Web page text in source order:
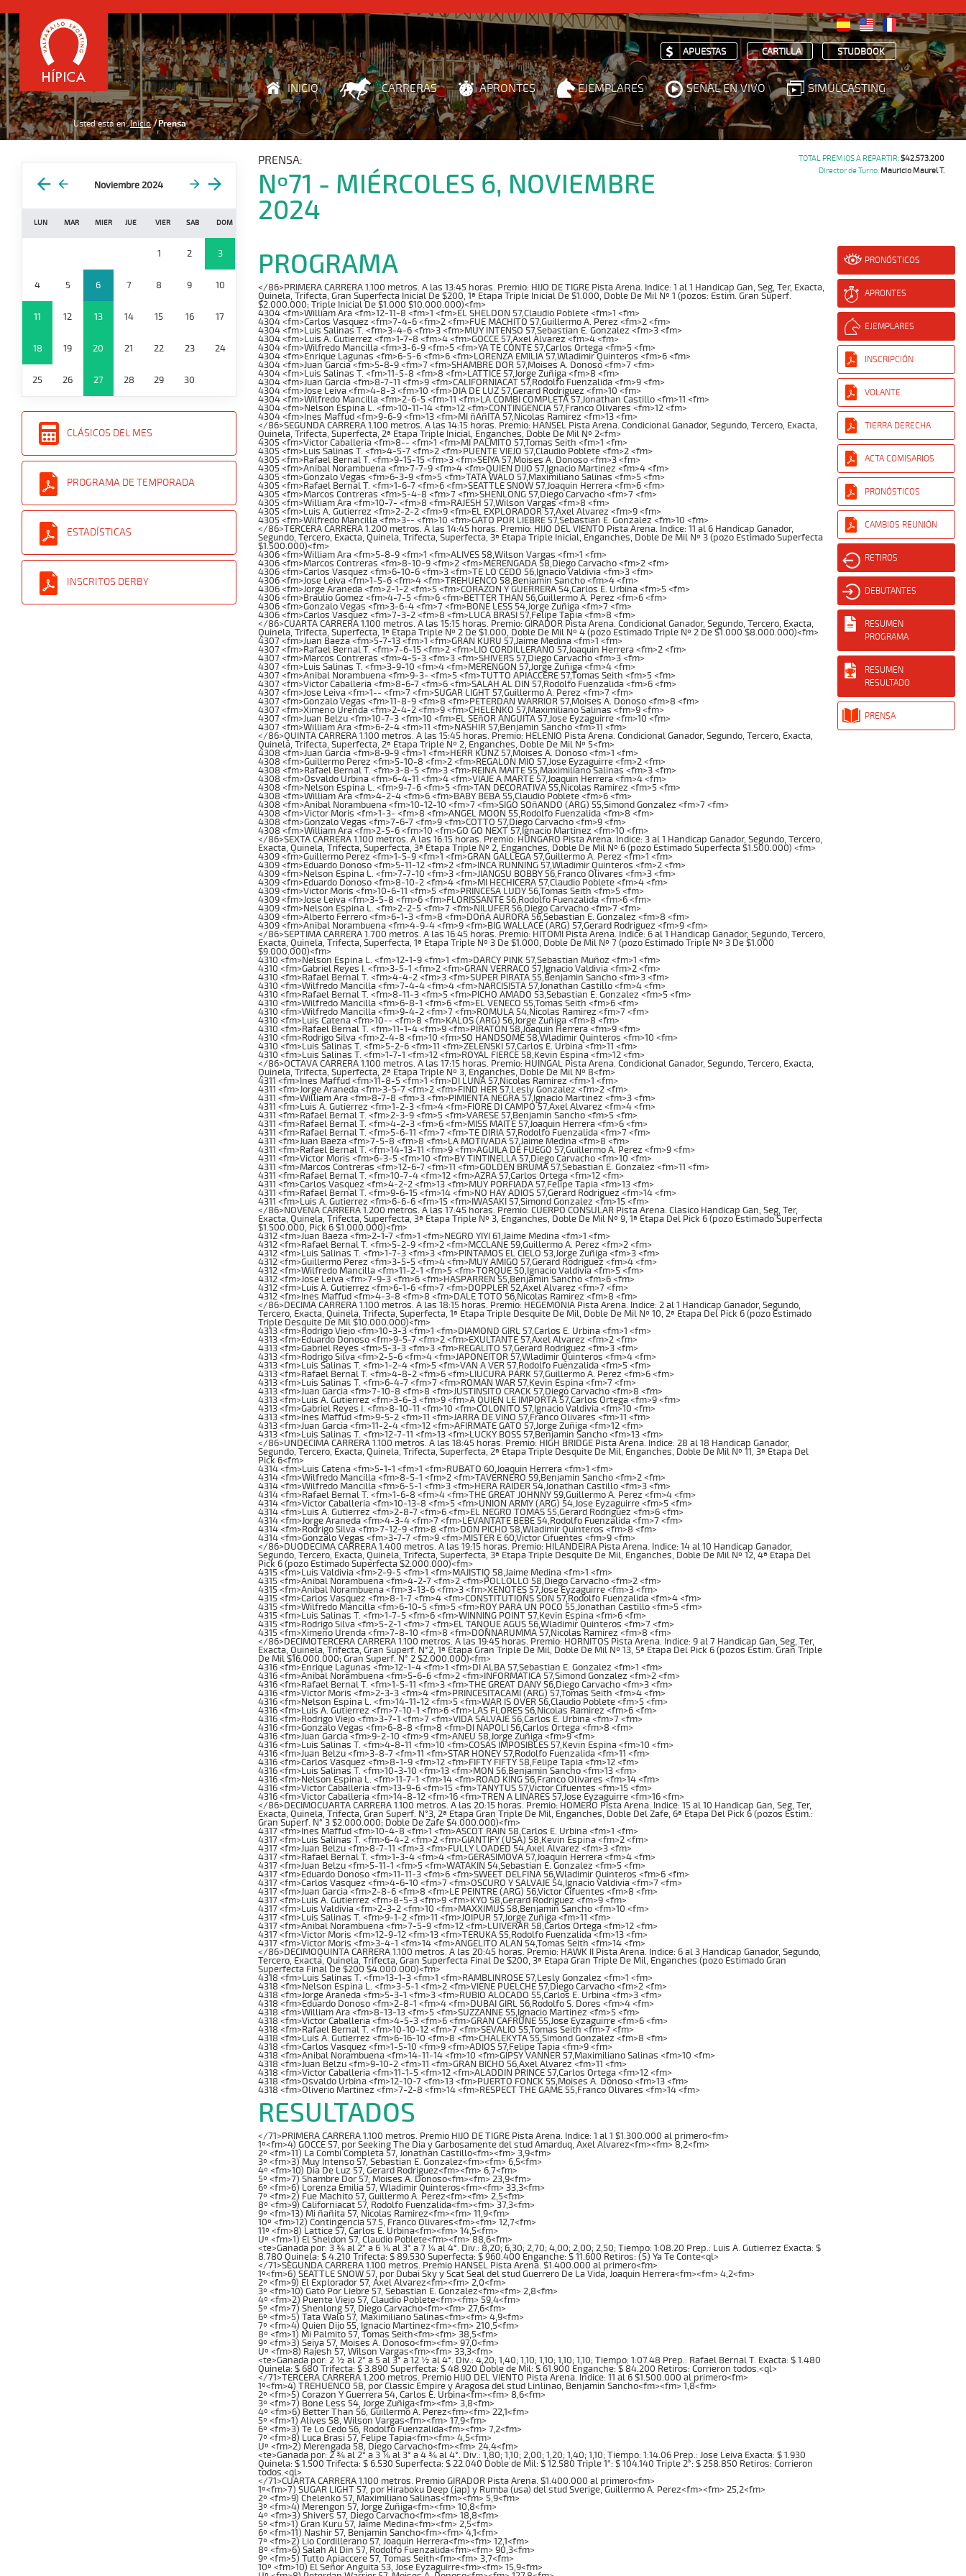
APUESTAS CARTILLA STUDBOOK
INICIO CARRERAS APRONTES EJEMPLARES SEÑAL EN VIVO SIMULCASTING
Usted está en: Inicio Prensa
Noviembre 2024
LUN MAR MIER JUE VIER SAB DOM
1 2 3
4 5 6 7 8 9 10
11 12 13 14 15 16 17
18 19 20 21 22 23 24
25 26 27 28 29 30
CLÁSICOS DEL MES
PROGRAMA DE TEMPORADA
ESTADÍSTICAS
INSCRITOS DERBY
PRENSA:
Nº71 - MIÉRCOLES 6, NOVIEMBRE
2024
TOTAL PREMIOS A REPARTIR:$42.573.200
Director de Turno: Mauricio Maurel T.
PROGRAMA
</86>PRIMERA CARRERA 1.100 metros. A las 13:45 horas. Premio: HIJO DE TIGRE Pista Arena. Indice: 1 al 1 Handicap Gan, Seg, Ter, Exacta,
Quinela, Trifecta, Gran Superfecta Inicial De $200, 1ª Etapa Triple Inicial De $1.000, Doble De Mil Nº 1 (pozos: Estim. Gran Superf.
$2.000.000; Triple Inicial De $1.000 $10.000.000)<fm>
4304 <fm>William Ara <fm>12-11-8 <fm>1 <fm>EL SHELDON 57,Claudio Poblete <fm>1 <fm>
4304 <fm>Carlos Vasquez <fm>7-4-6 <fm>2 <fm>FUE MACHITO 57,Guillermo A. Perez <fm>2 <fm>
4304 <fm>Luis Salinas T. <fm>3-4-6 <fm>3 <fm>MUY INTENSO 57,Sebastian E. Gonzalez <fm>3 <fm>
4304 <fm>Luis A. Gutierrez <fm>1-7-8 <fm>4 <fm>GOCCE 57,Axel Alvarez <fm>4 <fm>
4304 <fm>Wilfredo Mancilla <fm>3-6-9 <fm>5 <fm>YA TE CONTE 57,Carlos Ortega <fm>5 <fm>
4304 <fm>Enrique Lagunas <fm>6-5-6 <fm>6 <fm>LORENZA EMILIA 57,Wladimir Quinteros <fm>6 <fm>
4304 <fm>Juan Garcia <fm>5-8-9 <fm>7 <fm>SHAMBRE DOR 57,Moises A. Donoso <fm>7 <fm>
4304 <fm>Luis Salinas T. <fm>11-5-8 <fm>8 <fm>LATTICE 57,Jorge Zuñiga <fm>8 <fm>
4304 <fm>Juan Garcia <fm>8-7-11 <fm>9 <fm>CALIFORNIACAT 57,Rodolfo Fuenzalida <fm>9 <fm>
4304 <fm>Jose Leiva <fm>4-8-3 <fm>10 <fm>DIA DE LUZ 57,Gerard Rodriguez <fm>10 <fm>
4304 <fm>Wilfredo Mancilla <fm>2-6-5 <fm>11 <fm>LA COMBI COMPLETA 57,Jonathan Castillo <fm>11 <fm>
4304 <fm>Nelson Espina L. <fm>10-11-14 <fm>12 <fm>CONTINGENCIA 57,Franco Olivares <fm>12 <fm>
4304 <fm>Ines Maffud <fm>9-6-9 <fm>13 <fm>MI ñAñITA 57,Nicolas Ramirez <fm>13 <fm>
</86>SEGUNDA CARRERA 1.100 metros. A las 14:15 horas. Premio: HANSEL Pista Arena. Condicional Ganador, Segundo, Tercero, Exacta,
Quinela, Trifecta, Superfecta, 2ª Etapa Triple Inicial, Enganches, Doble De Mil Nº 2<fm>
4305 <fm>Victor Caballeria <fm>8-- <fm>1 <fm>MI PALMITO 57,Tomas Seith <fm>1 <fm>
4305 <fm>Luis Salinas T. <fm>4-5-7 <fm>2 <fm>PUENTE VIEJO 57,Claudio Poblete <fm>2 <fm>
4305 <fm>Rafael Bernal T. <fm>9-15-15 <fm>3 <fm>SEIYA 57,Moises A. Donoso <fm>3 <fm>
4305 <fm>Anibal Norambuena <fm>7-7-9 <fm>4 <fm>QUIEN DIJO 57,Ignacio Martinez <fm>4 <fm>
4305 <fm>Gonzalo Vegas <fm>6-3-9 <fm>5 <fm>TATA WALO 57,Maximiliano Salinas <fm>5 <fm>
4305 <fm>Rafael Bernal T. <fm>1-6-7 <fm>6 <fm>SEATTLE SNOW 57,Joaquin Herrera <fm>6 <fm>
4305 <fm>Marcos Contreras <fm>5-4-8 <fm>7 <fm>SHENLONG 57,Diego Carvacho <fm>7 <fm>
4305 <fm>William Ara <fm>10-7- <fm>8 <fm>RAJESH 57,Wilson Vargas <fm>8 <fm>
4305 <fm>Luis A. Gutierrez <fm>2-2-2 <fm>9 <fm>EL EXPLORADOR 57,Axel Alvarez <fm>9 <fm>
4305 <fm>Wilfredo Mancilla <fm>3-- <fm>10 <fm>GATO POR LIEBRE 57,Sebastian E. Gonzalez <fm>10 <fm>
</86>TERCERA CARRERA 1.200 metros. A las 14:45 horas. Premio: HIJO DEL VIENTO Pista Arena. Indice: 11 al 6 Handicap Ganador,
Segundo, Tercero, Exacta, Quinela, Trifecta, Superfecta, 3ª Etapa Triple Inicial, Enganches, Doble De Mil Nº 3 (pozo Estimado Superfecta
$1.500.000)<fm>
4306 <fm>William Ara <fm>5-8-9 <fm>1 <fm>ALIVES 58,Wilson Vargas <fm>1 <fm>
4306 <fm>Marcos Contreras <fm>8-10-9 <fm>2 <fm>MERENGADA 58,Diego Carvacho <fm>2 <fm>
4306 <fm>Carlos Vasquez <fm>6-10-6 <fm>3 <fm>TE LO CEDO 56,Ignacio Valdivia <fm>3 <fm>
4306 <fm>Jose Leiva <fm>1-5-6 <fm>4 <fm>TREHUENCO 58,Benjamin Sancho <fm>4 <fm>
4306 <fm>Jorge Araneda <fm>2-1-2 <fm>5 <fm>CORAZON Y GUERRERA 54,Carlos E. Urbina <fm>5 <fm>
4306 <fm>Braulio Gomez <fm>4-7-5 <fm>6 <fm>BETTER THAN 56,Guillermo A. Perez <fm>6 <fm>
4306 <fm>Gonzalo Vegas <fm>3-6-4 <fm>7 <fm>BONE LESS 54,Jorge Zuñiga <fm>7 <fm>
4306 <fm>Carlos Vasquez <fm>7-3-2 <fm>8 <fm>LUCA BRASI 57,Felipe Tapia <fm>8 <fm>
</86>CUARTA CARRERA 1.100 metros. A las 15:15 horas. Premio: GIRADOR Pista Arena. Condicional Ganador, Segundo, Tercero, Exacta,
Quinela, Trifecta, Superfecta, 1ª Etapa Triple Nº 2 De $1.000, Doble De Mil Nº 4 (pozo Estimado Triple Nº 2 De $1.000 $8.000.000)<fm>
4307 <fm>Juan Baeza <fm>5-7-13 <fm>1 <fm>GRAN KURU 57,Jaime Medina <fm>1 <fm>
4307 <fm>Rafael Bernal T. <fm>7-6-15 <fm>2 <fm>LIO CORDILLERANO 57,Joaquin Herrera <fm>2 <fm>
4307 <fm>Marcos Contreras <fm>4-5-3 <fm>3 <fm>SHIVERS 57,Diego Carvacho <fm>3 <fm>
4307 <fm>Luis Salinas T. <fm>3-9-10 <fm>4 <fm>MERENGON 57,Jorge Zuñiga <fm>4 <fm>
4307 <fm>Anibal Norambuena <fm>9-3- <fm>5 <fm>TUTTO APIACCERE 57,Tomas Seith <fm>5 <fm>
4307 <fm>Victor Caballeria <fm>8-6-7 <fm>6 <fm>SALAH AL DIN 57,Rodolfo Fuenzalida <fm>6 <fm>
4307 <fm>Jose Leiva <fm>1-- <fm>7 <fm>SUGAR LIGHT 57,Guillermo A. Perez <fm>7 <fm>
4307 <fm>Gonzalo Vegas <fm>11-8-9 <fm>8 <fm>PETERDAN WARRIOR 57,Moises A. Donoso <fm>8 <fm>
4307 <fm>Ximeno Urenda <fm>2-4-2 <fm>9 <fm>CHELENKO 57,Maximiliano Salinas <fm>9 <fm>
4307 <fm>Juan Belzu <fm>10-7-3 <fm>10 <fm>EL SEñOR ANGUITA 57,Jose Eyzaguirre <fm>10 <fm>
4307 <fm>William Ara <fm>6-2-4 <fm>11 <fm>NASHIR 57,Benjamin Sancho <fm>11 <fm>
</86>QUINTA CARRERA 1.100 metros. A las 15:45 horas. Premio: HELENIO Pista Arena. Condicional Ganador, Segundo, Tercero, Exacta,
Quinela, Trifecta, Superfecta, 2ª Etapa Triple Nº 2, Enganches, Doble De Mil Nº 5<fm>
4308 <fm>Juan Garcia <fm>8-9-9 <fm>1 <fm>HERR KUNZ 57,Moises A. Donoso <fm>1 <fm>
4308 <fm>Guillermo Perez <fm>5-10-8 <fm>2 <fm>REGALON MIO 57,Jose Eyzaguirre <fm>2 <fm>
4308 <fm>Rafael Bernal T. <fm>3-8-5 <fm>3 <fm>REINA MAITE 55,Maximiliano Salinas <fm>3 <fm>
4308 <fm>Osvaldo Urbina <fm>6-4-11 <fm>4 <fm>VIAJE A MARTE 57,Joaquin Herrera <fm>4 <fm>
4308 <fm>Nelson Espina L. <fm>9-7-6 <fm>5 <fm>TAN DECORATIVA 55,Nicolas Ramirez <fm>5 <fm>
4308 <fm>William Ara <fm>4-2-4 <fm>6 <fm>BABY BEBA 55,Claudio Poblete <fm>6 <fm>
4308 <fm>Anibal Norambuena <fm>10-12-10 <fm>7 <fm>SIGO SOñANDO (ARG) 55,Simond Gonzalez <fm>7 <fm>
4308 <fm>Victor Moris <fm>1-3- <fm>8 <fm>ANGEL MOON 55,Rodolfo Fuenzalida <fm>8 <fm>
4308 <fm>Gonzalo Vegas <fm>7-6-7 <fm>9 <fm>COTTO 57,Diego Carvacho <fm>9 <fm>
4308 <fm>William Ara <fm>2-5-6 <fm>10 <fm>GO GO NEXT 57,Ignacio Martinez <fm>10 <fm>
</86>SEXTA CARRERA 1.100 metros. A las 16:15 horas. Premio: HUNGARO Pista Arena. Indice: 3 al 1 Handicap Ganador, Segundo, Tercero,
Exacta, Quinela, Trifecta, Superfecta, 3ª Etapa Triple Nº 2, Enganches, Doble De Mil Nº 6 (pozo Estimado Superfecta $1.500.000) <fm>
4309 <fm>Guillermo Perez <fm>1-5-9 <fm>1 <fm>GRAN GALLEGA 57,Guillermo A. Perez <fm>1 <fm>
4309 <fm>Eduardo Donoso <fm>5-11-12 <fm>2 <fm>INCA RUNNING 57,Wladimir Quinteros <fm>2 <fm>
4309 <fm>Nelson Espina L. <fm>7-7-10 <fm>3 <fm>JIANGSU BOBBY 56,Franco Olivares <fm>3 <fm>
4309 <fm>Eduardo Donoso <fm>8-10-2 <fm>4 <fm>MI HECHICERA 57,Claudio Poblete <fm>4 <fm>
4309 <fm>Victor Moris <fm>10-6-11 <fm>5 <fm>PRINCESA LUDY 56,Tomas Seith <fm>5 <fm>
4309 <fm>Jose Leiva <fm>3-5-8 <fm>6 <fm>FLORISSANTE 56,Rodolfo Fuenzalida <fm>6 <fm>
4309 <fm>Nelson Espina L. <fm>2-2-5 <fm>7 <fm>NILUFER 56,Diego Carvacho <fm>7 <fm>
4309 <fm>Alberto Ferrero <fm>6-1-3 <fm>8 <fm>DOñA AURORA 56,Sebastian E. Gonzalez <fm>8 <fm>
4309 <fm>Anibal Norambuena <fm>4-9-4 <fm>9 <fm>BIG WALLACE (ARG) 57,Gerard Rodriguez <fm>9 <fm>
</86>SEPTIMA CARRERA 1.700 metros. A las 16:45 horas. Premio: HITOMI Pista Arena. Indice: 6 al 1 Handicap Ganador, Segundo, Tercero,
Exacta, Quinela, Trifecta, Superfecta, 1ª Etapa Triple Nº 3 De $1.000, Doble De Mil Nº 7 (pozo Estimado Triple Nº 3 De $1.000
$9.000.000)<fm>
4310 <fm>Nelson Espina L. <fm>12-1-9 <fm>1 <fm>DARCY PINK 57,Sebastian Muñoz <fm>1 <fm>
4310 <fm>Gabriel Reyes I. <fm>3-5-1 <fm>2 <fm>GRAN VERRACO 57,Ignacio Valdivia <fm>2 <fm>
4310 <fm>Rafael Bernal T. <fm>4-4-2 <fm>3 <fm>SUPER PIRATA 55,Benjamin Sancho <fm>3 <fm>
4310 <fm>Wilfredo Mancilla <fm>7-4-4 <fm>4 <fm>NARCISISTA 57,Jonathan Castillo <fm>4 <fm>
4310 <fm>Rafael Bernal T. <fm>8-11-3 <fm>5 <fm>PICHO AMADO 53,Sebastian E. Gonzalez <fm>5 <fm>
4310 <fm>Wilfredo Mancilla <fm>6-8-1 <fm>6 <fm>EL VENECO 55,Tomas Seith <fm>6 <fm>
4310 <fm>Wilfredo Mancilla <fm>9-4-2 <fm>7 <fm>ROMULA 54,Nicolas Ramirez <fm>7 <fm>
4310 <fm>Luis Catena <fm>10-- <fm>8 <fm>KALOS (ARG) 56,Jorge Zuñiga <fm>8 <fm>
4310 <fm>Rafael Bernal T. <fm>11-1-4 <fm>9 <fm>PIRATON 58,Joaquin Herrera <fm>9 <fm>
4310 <fm>Rodrigo Silva <fm>2-4-8 <fm>10 <fm>SO HANDSOME 58,Wladimir Quinteros <fm>10 <fm>
4310 <fm>Luis Salinas T. <fm>5-2-6 <fm>11 <fm>ZELENSKI 57,Carlos E. Urbina <fm>11 <fm>
4310 <fm>Luis Salinas T. <fm>1-7-1 <fm>12 <fm>ROYAL FIERCE 58,Kevin Espina <fm>12 <fm>
</86>OCTAVA CARRERA 1.100 metros. A las 17:15 horas. Premio: HUINGAL Pista Arena. Condicional Ganador, Segundo, Tercero, Exacta,
Quinela, Trifecta, Superfecta, 2ª Etapa Triple Nº 3, Enganches, Doble De Mil Nº 8<fm>
4311 <fm>Ines Maffud <fm>11-8-5 <fm>1 <fm>DI LUNA 57,Nicolas Ramirez <fm>1 <fm>
4311 <fm>Jorge Araneda <fm>3-5-7 <fm>2 <fm>FIND HER 57,Lesly Gonzalez <fm>2 <fm>
4311 <fm>William Ara <fm>8-7-8 <fm>3 <fm>PIMIENTA NEGRA 57,Ignacio Martinez <fm>3 <fm>
4311 <fm>Luis A. Gutierrez <fm>1-2-3 <fm>4 <fm>FIORE DI CAMPO 57,Axel Alvarez <fm>4 <fm>
4311 <fm>Rafael Bernal T. <fm>2-3-9 <fm>5 <fm>VARESE 57,Benjamin Sancho <fm>5 <fm>
4311 <fm>Rafael Bernal T. <fm>4-2-3 <fm>6 <fm>MISS MAITE 57,Joaquin Herrera <fm>6 <fm>
4311 <fm>Rafael Bernal T. <fm>5-6-11 <fm>7 <fm>TE DIRIA 57,Rodolfo Fuenzalida <fm>7 <fm>
4311 <fm>Juan Baeza <fm>7-5-8 <fm>8 <fm>LA MOTIVADA 57,Jaime Medina <fm>8 <fm>
4311 <fm>Rafael Bernal T. <fm>14-13-11 <fm>9 <fm>AGUILA DE FUEGO 57,Guillermo A. Perez <fm>9 <fm>
4311 <fm>Victor Moris <fm>6-3-5 <fm>10 <fm>BY TINTINELLA 57,Diego Carvacho <fm>10 <fm>
4311 <fm>Marcos Contreras <fm>12-6-7 <fm>11 <fm>GOLDEN BRUMA 57,Sebastian E. Gonzalez <fm>11 <fm>
4311 <fm>Rafael Bernal T. <fm>10-7-4 <fm>12 <fm>AZRA 57,Carlos Ortega <fm>12 <fm>
4311 <fm>Carlos Vasquez <fm>4-2-2 <fm>13 <fm>MUY PORFIADA 57,Felipe Tapia <fm>13 <fm>
4311 <fm>Rafael Bernal T. <fm>9-6-15 <fm>14 <fm>NO HAY ADIOS 57,Gerard Rodriguez <fm>14 <fm>
4311 <fm>Luis A. Gutierrez <fm>6-6-6 <fm>15 <fm>IWASAKI 57,Simond Gonzalez <fm>15 <fm>
</86>NOVENA CARRERA 1.200 metros. A las 17:45 horas. Premio: CUERPO CONSULAR Pista Arena. Clasico Handicap Gan, Seg, Ter,
Exacta, Quinela, Trifecta, Superfecta, 3ª Etapa Triple Nº 3, Enganches, Doble De Mil Nº 9, 1ª Etapa Del Pick 6 (pozo Estimado Superfecta
$1.500.000, Pick 6 $1.000.000)<fm>
4312 <fm>Juan Baeza <fm>2-1-7 <fm>1 <fm>NEGRO YIYI 61,Jaime Medina <fm>1 <fm>
4312 <fm>Rafael Bernal T. <fm>5-2-9 <fm>2 <fm>MCCLANE 59,Guillermo A. Perez <fm>2 <fm>
4312 <fm>Luis Salinas T. <fm>1-7-3 <fm>3 <fm>PINTAMOS EL CIELO 53,Jorge Zuñiga <fm>3 <fm>
4312 <fm>Guillermo Perez <fm>3-5-5 <fm>4 <fm>MUY AMIGO 57,Gerard Rodriguez <fm>4 <fm>
4312 <fm>Wilfredo Mancilla <fm>11-2-1 <fm>5 <fm>TORQUE 50,Ignacio Valdivia <fm>5 <fm>
4312 <fm>Jose Leiva <fm>7-9-3 <fm>6 <fm>HASPARREN 55,Benjamin Sancho <fm>6 <fm>
4312 <fm>Luis A. Gutierrez <fm>6-1-6 <fm>7 <fm>DOPPLER 52,Axel Alvarez <fm>7 <fm>
4312 <fm>Ines Maffud <fm>4-3-8 <fm>8 <fm>DALE TOTO 56,Nicolas Ramirez <fm>8 <fm>
</86>DECIMA CARRERA 1.100 metros. A las 18:15 horas. Premio: HEGEMONIA Pista Arena. Indice: 2 al 1 Handicap Ganador, Segundo,
Tercero, Exacta, Quinela, Trifecta, Superfecta, 1ª Etapa Triple Desquite De Mil, Doble De Mil Nº 10, 2ª Etapa Del Pick 6 (pozo Estimado
Triple Desquite De Mil $10.000.000)<fm>
4313 <fm>Rodrigo Viejo <fm>10-3-3 <fm>1 <fm>DIAMOND GIRL 57,Carlos E. Urbina <fm>1 <fm>
4313 <fm>Eduardo Donoso <fm>9-5-7 <fm>2 <fm>EXULTANTE 57,Axel Alvarez <fm>2 <fm>
4313 <fm>Gabriel Reyes <fm>5-3-3 <fm>3 <fm>REGALITO 57,Gerard Rodriguez <fm>3 <fm>
4313 <fm>Rodrigo Silva <fm>2-5-6 <fm>4 <fm>JAPONEITOR 57,Wladimir Quinteros <fm>4 <fm>
4313 <fm>Luis Salinas T. <fm>1-2-4 <fm>5 <fm>VAN A VER 57,Rodolfo Fuenzalida <fm>5 <fm>
4313 <fm>Rafael Bernal T. <fm>4-8-2 <fm>6 <fm>LIUCURA PARK 57,Guillermo A. Perez <fm>6 <fm>
4313 <fm>Luis Salinas T. <fm>6-4-7 <fm>7 <fm>ROMAN WAR 57,Kevin Espina <fm>7 <fm>
4313 <fm>Juan Garcia <fm>7-10-8 <fm>8 <fm>JUSTINSITO CRACK 57,Diego Carvacho <fm>8 <fm>
4313 <fm>Luis A. Gutierrez <fm>3-6-3 <fm>9 <fm>A QUIEN LE IMPORTA 57,Carlos Ortega <fm>9 <fm>
4313 <fm>Gabriel Reyes I. <fm>8-10-11 <fm>10 <fm>COLONITO 57,Ignacio Valdivia <fm>10 <fm>
4313 <fm>Ines Maffud <fm>9-5-2 <fm>11 <fm>JARRA DE VINO 57,Franco Olivares <fm>11 <fm>
4313 <fm>Juan Garcia <fm>11-2-4 <fm>12 <fm>AFIRMATE GATO 57,Jorge Zuñiga <fm>12 <fm>
4313 <fm>Luis Salinas T. <fm>12-7-11 <fm>13 <fm>LUCKY BOSS 57,Benjamin Sancho <fm>13 <fm>
</86>UNDECIMA CARRERA 1.100 metros. A las 18:45 horas. Premio: HIGH BRIDGE Pista Arena. Indice: 28 al 18 Handicap Ganador,
Segundo, Tercero, Exacta, Quinela, Trifecta, Superfecta, 2ª Etapa Triple Desquite De Mil, Enganches, Doble De Mil Nº 11, 3ª Etapa Del
Pick 6<fm>
4314 <fm>Luis Catena <fm>5-1-1 <fm>1 <fm>RUBATO 60,Joaquin Herrera <fm>1 <fm>
4314 <fm>Wilfredo Mancilla <fm>8-5-1 <fm>2 <fm>TAVERNERO 59,Benjamin Sancho <fm>2 <fm>
4314 <fm>Wilfredo Mancilla <fm>6-5-1 <fm>3 <fm>HERA RAIDER 54,Jonathan Castillo <fm>3 <fm>
4314 <fm>Rafael Bernal T. <fm>1-6-8 <fm>4 <fm>THE GREAT JOHNNY 59,Guillermo A. Perez <fm>4 <fm>
4314 <fm>Victor Caballeria <fm>10-13-8 <fm>5 <fm>UNION ARMY (ARG) 54,Jose Eyzaguirre <fm>5 <fm>
4314 <fm>Luis A. Gutierrez <fm>2-8-7 <fm>6 <fm>EL NEGRO TOMAS 55,Gerard Rodriguez <fm>6 <fm>
4314 <fm>Jorge Araneda <fm>4-3-4 <fm>7 <fm>LEVANTATE BEBE 54,Rodolfo Fuenzalida <fm>7 <fm>
4314 <fm>Rodrigo Silva <fm>7-12-9 <fm>8 <fm>DON PICHO 58,Wladimir Quinteros <fm>8 <fm>
4314 <fm>Gonzalo Vegas <fm>3-7-7 <fm>9 <fm>MISTER E 60,Victor Cifuentes <fm>9 <fm>
</86>DUODECIMA CARRERA 1.400 metros. A las 19:15 horas. Premio: HILANDEIRA Pista Arena. Indice: 14 al 10 Handicap Ganador,
Segundo, Tercero, Exacta, Quinela, Trifecta, Superfecta, 3ª Etapa Triple Desquite De Mil, Enganches, Doble De Mil Nº 12, 4ª Etapa Del
Pick 6 (pozo Estimado Superfecta $2.000.000)<fm>
4315 <fm>Luis Valdivia <fm>2-9-5 <fm>1 <fm>MAJISTIQ 58,Jaime Medina <fm>1 <fm>
4315 <fm>Anibal Norambuena <fm>4-2-7 <fm>2 <fm>POLLOLLO 58,Diego Carvacho <fm>2 <fm>
4315 <fm>Anibal Norambuena <fm>3-13-6 <fm>3 <fm>XENOTES 57,Jose Eyzaguirre <fm>3 <fm>
4315 <fm>Carlos Vasquez <fm>8-1-7 <fm>4 <fm>CONSTITUTION`S SON 57,Rodolfo Fuenzalida <fm>4 <fm>
4315 <fm>Wilfredo Mancilla <fm>6-10-5 <fm>5 <fm>ROY PARA UN POCO 55,Jonathan Castillo <fm>5 <fm>
4315 <fm>Luis Salinas T. <fm>1-7-5 <fm>6 <fm>WINNING POINT 57,Kevin Espina <fm>6 <fm>
4315 <fm>Rodrigo Silva <fm>5-2-1 <fm>7 <fm>EL TANQUE AGUS 56,Wladimir Quinteros <fm>7 <fm>
4315 <fm>Ximeno Urenda <fm>7-8-10 <fm>8 <fm>DONNARUMMA 57,Nicolas Ramirez <fm>8 <fm>
</86>DECIMOTERCERA CARRERA 1.100 metros. A las 19:45 horas. Premio: HORNITOS Pista Arena. Indice: 9 al 7 Handicap Gan, Seg, Ter,
Exacta, Quinela, Trifecta, Gran Superf. N°2, 1ª Etapa Gran Triple De Mil, Doble De Mil Nº 13, 5ª Etapa Del Pick 6 (pozos Estim. Gran Triple
De Mil $16.000.000; Gran Superf. N° 2 $2.000.000)<fm>
4316 <fm>Enrique Lagunas <fm>12-1-4 <fm>1 <fm>DI ALBA 57,Sebastian E. Gonzalez <fm>1 <fm>
4316 <fm>Anibal Norambuena <fm>5-6-6 <fm>2 <fm>INFORMATICA 57,Simond Gonzalez <fm>2 <fm>
4316 <fm>Rafael Bernal T. <fm>1-5-11 <fm>3 <fm>THE GREAT DANY 56,Diego Carvacho <fm>3 <fm>
4316 <fm>Victor Moris <fm>2-3-3 <fm>4 <fm>PRINCESITACAMI (ARG) 57,Tomas Seith <fm>4 <fm>
4316 <fm>Nelson Espina L. <fm>14-11-12 <fm>5 <fm>WAR IS OVER 56,Claudio Poblete <fm>5 <fm>
4316 <fm>Luis A. Gutierrez <fm>7-10-1 <fm>6 <fm>LAS FLORES 56,Nicolas Ramirez <fm>6 <fm>
4316 <fm>Rodrigo Viejo <fm>3-7-1 <fm>7 <fm>VIDA SALVAJE 56,Carlos E. Urbina <fm>7 <fm>
4316 <fm>Gonzalo Vegas <fm>6-8-8 <fm>8 <fm>DI NAPOLI 56,Carlos Ortega <fm>8 <fm>
4316 <fm>Juan Garcia <fm>9-2-10 <fm>9 <fm>ANEU 58,Jorge Zuñiga <fm>9 <fm>
4316 <fm>Luis Salinas T. <fm>4-8-11 <fm>10 <fm>COSAS IMPOSIBLES 57,Kevin Espina <fm>10 <fm>
4316 <fm>Juan Belzu <fm>3-8-7 <fm>11 <fm>STAR HONEY 57,Rodolfo Fuenzalida <fm>11 <fm>
4316 <fm>Carlos Vasquez <fm>8-1-9 <fm>12 <fm>FIFTY FIFTY 58,Felipe Tapia <fm>12 <fm>
4316 <fm>Luis Salinas T. <fm>10-3-10 <fm>13 <fm>MON 56,Benjamin Sancho <fm>13 <fm>
4316 <fm>Nelson Espina L. <fm>11-7-1 <fm>14 <fm>ROAD KING 56,Franco Olivares <fm>14 <fm>
4316 <fm>Victor Caballeria <fm>13-9-6 <fm>15 <fm>TANYTUS 57,Victor Cifuentes <fm>15 <fm>
4316 <fm>Victor Caballeria <fm>14-8-12 <fm>16 <fm>TREN A LINARES 57,Jose Eyzaguirre <fm>16 <fm>
</86>DECIMOCUARTA CARRERA 1.100 metros. A las 20:15 horas. Premio: HOMERO Pista Arena. Indice: 15 al 10 Handicap Gan, Seg, Ter,
Exacta, Quinela, Trifecta, Gran Superf. N°3, 2ª Etapa Gran Triple De Mil, Enganches, Doble Del Zafe, 6ª Etapa Del Pick 6 (pozos Estim.:
Gran Superf. N° 3 $2.000.000; Doble De Zafe $4.000.000)<fm>
4317 <fm>Ines Maffud <fm>10-4-8 <fm>1 <fm>ASCOT RAIN 58,Carlos E. Urbina <fm>1 <fm>
4317 <fm>Luis Salinas T. <fm>6-4-2 <fm>2 <fm>GIANTIFY (USA) 58,Kevin Espina <fm>2 <fm>
4317 <fm>Juan Belzu <fm>8-7-11 <fm>3 <fm>FULLY LOADED 54,Axel Alvarez <fm>3 <fm>
4317 <fm>Rafael Bernal T. <fm>1-3-4 <fm>4 <fm>GERASIMOVA 57,Joaquin Herrera <fm>4 <fm>
4317 <fm>Juan Belzu <fm>5-11-1 <fm>5 <fm>WATAKIN 54,Sebastian E. Gonzalez <fm>5 <fm>
4317 <fm>Eduardo Donoso <fm>11-11-3 <fm>6 <fm>SWEET DELFINA 56,Wladimir Quinteros <fm>6 <fm>
4317 <fm>Carlos Vasquez <fm>4-6-10 <fm>7 <fm>OSCURO Y SALVAJE 54,Ignacio Valdivia <fm>7 <fm>
4317 <fm>Juan Garcia <fm>2-8-6 <fm>8 <fm>LE PEINTRE (ARG) 56,Victor Cifuentes <fm>8 <fm>
4317 <fm>Luis A. Gutierrez <fm>8-5-3 <fm>9 <fm>KYO 58,Gerard Rodriguez <fm>9 <fm>
4317 <fm>Luis Valdivia <fm>2-3-2 <fm>10 <fm>MAXXIMUS 58,Benjamin Sancho <fm>10 <fm>
4317 <fm>Luis Salinas T. <fm>9-1-2 <fm>11 <fm>JOIPUR 57,Jorge Zuñiga <fm>11 <fm>
4317 <fm>Anibal Norambuena <fm>7-5-9 <fm>12 <fm>LUIVERAR 58,Carlos Ortega <fm>12 <fm>
4317 <fm>Victor Moris <fm>12-9-12 <fm>13 <fm>TERUKA 55,Rodolfo Fuenzalida <fm>13 <fm>
4317 <fm>Victor Moris <fm>3-4-1 <fm>14 <fm>ANGELITO ALAN 54,Tomas Seith <fm>14 <fm>
</86>DECIMOQUINTA CARRERA 1.100 metros. A las 20:45 horas. Premio: HAWK II Pista Arena. Indice: 6 al 3 Handicap Ganador, Segundo,
Tercero, Exacta, Quinela, Trifecta, Gran Superfecta Final De $200, 3ª Etapa Gran Triple De Mil, Enganches (pozo Estimado Gran
Superfecta Final De $200 $4.000.000)<fm>
4318 <fm>Luis Salinas T. <fm>13-1-3 <fm>1 <fm>RAMBLINROSE 57,Lesly Gonzalez <fm>1 <fm>
4318 <fm>Nelson Espina L. <fm>3-5-1 <fm>2 <fm>VIENE PUELCHE 57,Diego Carvacho <fm>2 <fm>
4318 <fm>Jorge Araneda <fm>5-3-1 <fm>3 <fm>RUBIO ALOCADO 55,Carlos E. Urbina <fm>3 <fm>
4318 <fm>Eduardo Donoso <fm>2-8-1 <fm>4 <fm>DUBAI GIRL 56,Rodolfo S. Dores <fm>4 <fm>
4318 <fm>William Ara <fm>8-13-13 <fm>5 <fm>SUZZANNE 55,Ignacio Martinez <fm>5 <fm>
4318 <fm>Victor Caballeria <fm>4-5-3 <fm>6 <fm>GRAN CAFRUNE 55,Jose Eyzaguirre <fm>6 <fm>
4318 <fm>Rafael Bernal T. <fm>10-10-12 <fm>7 <fm>SEVALIO 55,Tomas Seith <fm>7 <fm>
4318 <fm>Luis A. Gutierrez <fm>6-16-10 <fm>8 <fm>CHALEKYTA 55,Simond Gonzalez <fm>8 <fm>
4318 <fm>Carlos Vasquez <fm>1-5-10 <fm>9 <fm>ADIOS 57,Felipe Tapia <fm>9 <fm>
4318 <fm>Anibal Norambuena <fm>14-11-14 <fm>10 <fm>GIPSY VANNER 57,Maximiliano Salinas <fm>10 <fm>
4318 <fm>Juan Belzu <fm>9-10-2 <fm>11 <fm>GRAN BICHO 56,Axel Alvarez <fm>11 <fm>
4318 <fm>Victor Caballeria <fm>11-1-5 <fm>12 <fm>ALADDIN PRINCE 57,Carlos Ortega <fm>12 <fm>
4318 <fm>Osvaldo Urbina <fm>12-10-7 <fm>13 <fm>PUERTO FONCK 55,Moises A. Donoso <fm>13 <fm>
4318 <fm>Oliverio Martinez <fm>7-2-8 <fm>14 <fm>RESPECT THE GAME 55,Franco Olivares <fm>14 <fm>
RESULTADOS
</71>PRIMERA CARRERA 1.100 metros. Premio HIJO DE TIGRE Pista Arena. Indice: 1 al 1 $1.300.000 al primero<fm>
1º<fm>4) GOCCE 57, por Seeking The Dia y Garbosamente del stud Amarduq, Axel Alvarez<fm><fm> 8,2<fm>
2º <fm>11) La Combi Completa 57, Jonathan Castillo<fm><fm> 3,9<fm>
3º <fm>3) Muy Intenso 57, Sebastian E. Gonzalez<fm><fm> 6,5<fm>
4º <fm>10) Dia De Luz 57, Gerard Rodriguez<fm><fm> 6,7<fm>
5º <fm>7) Shambre Dor 57, Moises A. Donoso<fm><fm> 23,9<fm>
6º <fm>6) Lorenza Emilia 57, Wladimir Quinteros<fm><fm> 33,3<fm>
7º <fm>2) Fue Machito 57, Guillermo A. Perez<fm><fm> 2,5<fm>
8º <fm>9) Californiacat 57, Rodolfo Fuenzalida<fm><fm> 37,3<fm>
9º <fm>13) Mi ñañita 57, Nicolas Ramirez<fm><fm> 11,9<fm>
10º <fm>12) Contingencia 57.5, Franco Olivares<fm><fm> 12,7<fm>
11º <fm>8) Lattice 57, Carlos E. Urbina<fm><fm> 14,5<fm>
Uº <fm>1) El Sheldon 57, Claudio Poblete<fm><fm> 88,6<fm>
<te>Ganada por: 3 ¾ al 2° a 6 ¼ al 3° a 7 ¼ al 4°. Div.: 8,20; 6,30; 2,70; 4,00; 2,00; 2,50; Tiempo: 1:08.20 Prep.: Luis A. Gutierrez Exacta: $
8.780 Quinela: $ 4.210 Trifecta: $ 89.530 Superfecta: $ 960.400 Enganche: $ 11.600 Retiros: (5) Ya Te Conte<ql>
</71>SEGUNDA CARRERA 1.100 metros. Premio HANSEL Pista Arena. $1.400.000 al primero<fm>
1º<fm>6) SEATTLE SNOW 57, por Dubai Sky y Scat Seal del stud Guerrero De La Vida, Joaquin Herrera<fm><fm> 4,2<fm>
2º <fm>9) El Explorador 57, Axel Alvarez<fm><fm> 2,0<fm>
3º <fm>10) Gato Por Liebre 57, Sebastian E. Gonzalez<fm><fm> 2,8<fm>
4º <fm>2) Puente Viejo 57, Claudio Poblete<fm><fm> 59,4<fm>
5º <fm>7) Shenlong 57, Diego Carvacho<fm><fm> 27,6<fm>
6º <fm>5) Tata Walo 57, Maximiliano Salinas<fm><fm> 4,9<fm>
7º <fm>4) Quien Dijo 55, Ignacio Martinez<fm><fm> 210,5<fm>
8º <fm>1) Mi Palmito 57, Tomas Seith<fm><fm> 38,5<fm>
9º <fm>3) Seiya 57, Moises A. Donoso<fm><fm> 97,0<fm>
Uº <fm>8) Rajesh 57, Wilson Vargas<fm><fm> 33,3<fm>
<te>Ganada por: 2 ½ al 2° a 5 al 3° a 12 ½ al 4°. Div.: 4,20; 1,40; 1,10; 1,10; 1,10; 1,10; Tiempo: 1:07.48 Prep.: Rafael Bernal T. Exacta: $ 1.480
Quinela: $ 680 Trifecta: $ 3.890 Superfecta: $ 48.920 Doble de Mil: $ 61.900 Enganche: $ 84.200 Retiros: Corrieron todos.<ql>
</71>TERCERA CARRERA 1.200 metros. Premio HIJO DEL VIENTO Pista Arena. Indice: 11 al 6 $1.500.000 al primero<fm>
1º<fm>4) TREHUENCO 58, por Classic Empire y Aragosa del stud Linlinao, Benjamin Sancho<fm><fm> 1,8<fm>
2º <fm>5) Corazon Y Guerrera 54, Carlos E. Urbina<fm><fm> 8,6<fm>
3º <fm>7) Bone Less 54, Jorge Zuñiga<fm><fm> 3,8<fm>
4º <fm>6) Better Than 56, Guillermo A. Perez<fm><fm> 22,1<fm>
5º <fm>1) Alives 58, Wilson Vargas<fm><fm> 17,9<fm>
6º <fm>3) Te Lo Cedo 56, Rodolfo Fuenzalida<fm><fm> 7,2<fm>
7º <fm>8) Luca Brasi 57, Felipe Tapia<fm><fm> 4,5<fm>
Uº <fm>2) Merengada 58, Diego Carvacho<fm><fm> 24,4<fm>
<te>Ganada por: 2 ¾ al 2° a 3 ¼ al 3° a 4 ¾ al 4°. Div.: 1,80; 1,10; 2,00; 1,20; 1,40; 1,10; Tiempo: 1:14.06 Prep.: Jose Leiva Exacta: $ 1.930
Quinela: $ 1.500 Trifecta: $ 6.530 Superfecta: $ 22.040 Doble de Mil: $ 12.580 Triple 1°: $ 104.140 Triple 2°: $ 258.850 Retiros: Corrieron
todos.<ql>
</71>CUARTA CARRERA 1.100 metros. Premio GIRADOR Pista Arena. $1.400.000 al primero<fm>
1º<fm>7) SUGAR LIGHT 57, por Hiraboku Deep (jap) y Rumba (usa) del stud Sverige, Guillermo A. Perez<fm><fm> 25,2<fm>
2º <fm>9) Chelenko 57, Maximiliano Salinas<fm><fm> 5,9<fm>
3º <fm>4) Merengon 57, Jorge Zuñiga<fm><fm> 10,8<fm>
4º <fm>3) Shivers 57, Diego Carvacho<fm><fm> 18,8<fm>
5º <fm>1) Gran Kuru 57, Jaime Medina<fm><fm> 2,5<fm>
6º <fm>11) Nashir 57, Benjamin Sancho<fm><fm> 4,1<fm>
7º <fm>2) Lio Cordillerano 57, Joaquin Herrera<fm><fm> 12,1<fm>
8º <fm>6) Salah Al Din 57, Rodolfo Fuenzalida<fm><fm> 90,3<fm>
9º <fm>5) Tutto Apiaccere 57, Tomas Seith<fm><fm> 3,7<fm>
10º <fm>10) El Señor Anguita 53, Jose Eyzaguirre<fm><fm> 15,9<fm>
PRONÓSTICOS
APRONTES
EJEMPLARES
INSCRIPCIÓN
VOLANTE
TIERRA DERECHA
ACTA COMISARIOS
PRONÓSTICOS
CAMBIOS REUNIÓN
RETIROS
DEBUTANTES
RESUMEN
PROGRAMA
RESUMEN
RESULTADO
PRENSA